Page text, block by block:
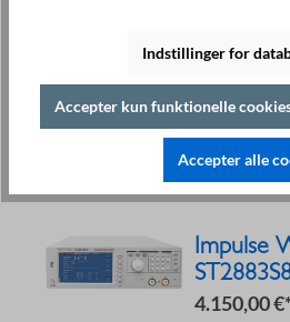
LAN, USB,
GOD-
Læg i
Impulse
4.150,00
Indstillinger for
Accepter kun funktionelle
Accepter alle